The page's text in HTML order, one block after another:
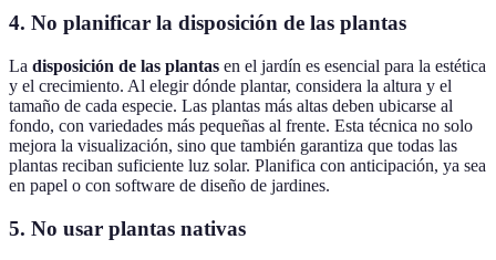
4. No planificar la disposición de las plantas
La disposición de las plantas en el jardín es esencial para la estética
y el crecimiento. Al elegir dónde plantar, considera la altura y el
tamaño de cada especie. Las plantas más altas deben ubicarse al
fondo, con variedades más pequeñas al frente. Esta técnica no solo
mejora la visualización, sino que también garantiza que todas las
plantas reciban suficiente luz solar. Planifica con anticipación, ya sea
en papel o con software de diseño de jardines.
5. No usar plantas nativas